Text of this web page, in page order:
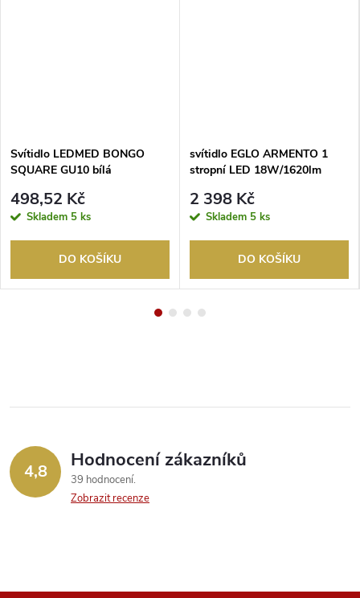
Svítidlo LEDMED BONGO
SQUARE GU10 bílá
498,52 Kč
Skladem 5 ks
DO KOŠÍKU
svítidlo EGLO ARMENTO 1
stropní LED 18W/1620lm
2 398 Kč
Skladem 5 ks
DO KOŠÍKU
4,8 Hodnocení zákazníků
39 hodnocení
Zobrazit recenze